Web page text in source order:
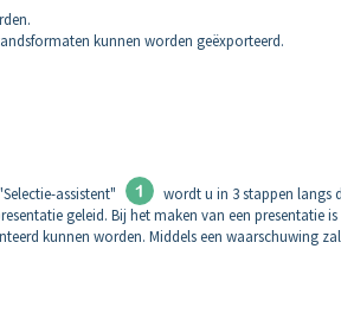
kunnen worden geëxporteerd.
assistent"
wordt u in 3 stappen langs
geleid. Bij het maken van een presentatie is
kunnen worden. Middels een waarschuwing zal